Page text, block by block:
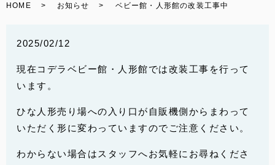
HOME お知らせ ベビー館・人形館の改装工事中
2025/02/12
現在コデラベビー館・人形館では改装工事を行って
います。
ひな人形売り場への入り口が自販機側からまわって
いただく形に変わっていますのでご注意ください。
わからない場合はスタッフへお気軽にお尋ねくださ